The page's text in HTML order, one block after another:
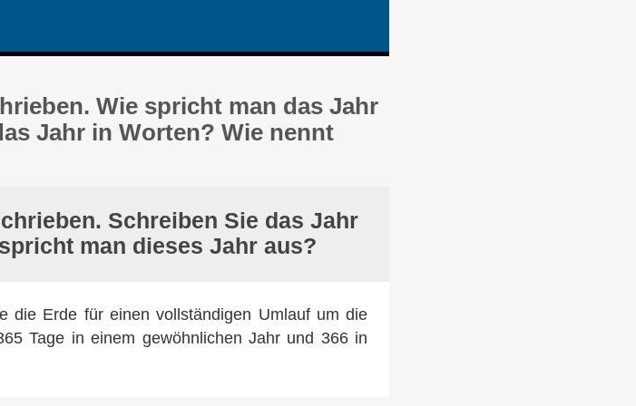
Wie spricht man das Jahr
Jahr in Worten? Wie nennt
Schreiben Sie das Jahr
man dieses Jahr aus?
die Erde für einen vollständigen Umlauf um die
Tage in einem gewöhnlichen Jahr und 366 in